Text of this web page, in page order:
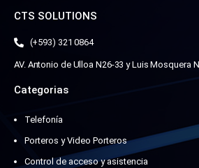
CTS SOLUTIONS
(+593) 321 0864
AV. Antonio de Ulloa N26-33 y Luis Mosquera
Categorias
Telefonía
Porteros y Video Porteros
Control de acceso y asistencia